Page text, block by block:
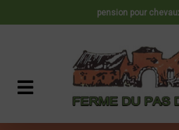
pension pour
Panneau de gestion des cookies